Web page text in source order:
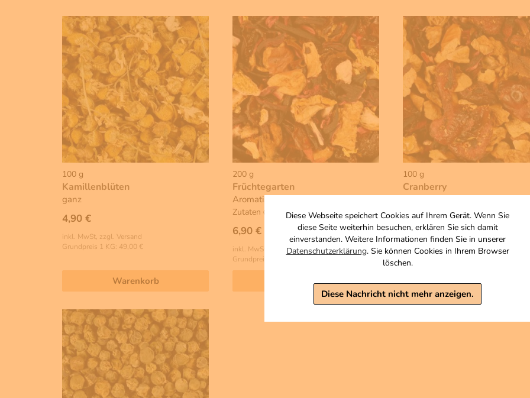
Diese Webseite speichert Cookies auf Ihrem Gerät. Wenn Sie
diese Seite weiterhin besuchen, erklären Sie sich damit
einverstanden. Weitere Informationen finden Sie in unserer
Datenschutzerklärung. Sie können Cookies in Ihrem Browser
löschen.
Diese Nachricht nicht mehr anzeigen.
100 g
Kamillenblüten
ganz
4,90 €
inkl. MwSt, zzgl. Versand
Grundpreis 1 KG: 49,00 €
Warenkorb
200 g
Früchtegarten
Aromatisierte Früchteteemischung
Zutaten
6,90 €
inkl. MwSt, zzgl. Versand
Grundpreis 1 KG: 34,50 €
Warenkorb
100 g
Cranberry
Aromatisierte
Zutaten
4,00 €
inkl. MwSt, zzgl. Versand
Warenkorb